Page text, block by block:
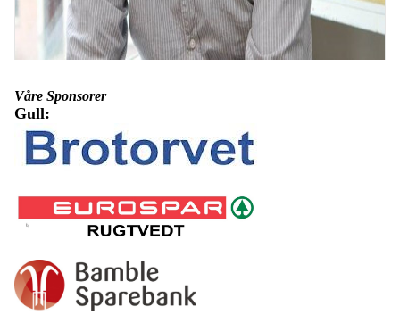
Årsmøte i Bamble IF's Oldermannslaug
Bamble IF's Oldermannslaug arrangerte sitt første
årsmøte torsdag 29. januar på klubbhuset.Det var 30
oldermenn tilstede.Oldermannslauget gjenvalgte Roar
Våre Sponsorer
Gull: